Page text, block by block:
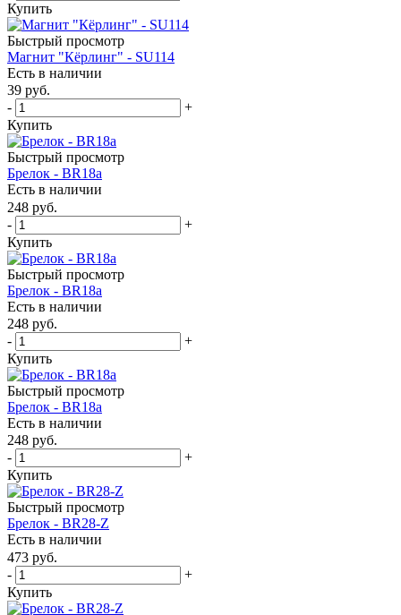
Купить
Быстрый просмотр
Магнит "Кёрлинг" - SU114
Есть в наличии
39 руб.
-
+
Купить
Быстрый просмотр
Брелок - BR18a
Есть в наличии
248 руб.
-
+
Купить
Быстрый просмотр
Брелок - BR18a
Есть в наличии
248 руб.
-
+
Купить
Быстрый просмотр
Брелок - BR18a
Есть в наличии
248 руб.
-
+
Купить
Быстрый просмотр
Брелок - BR28-Z
Есть в наличии
473 руб.
-
+
Купить